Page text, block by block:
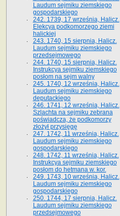
Laudum sejmiku ziemskiego
gospodarskiego
242. 1739, 17 września, Halicz.
Elekcya podkomorzego ziemi
halickiej
243. 1740, 15 sierpnia, Halicz.
Laudum sejmiku ziemskiego
przedsejmowego
244. 1740, 15 sierpnia, Halicz.
Instrukcya sejmiku ziemskiego
posłom na sejm walny
245. 1740, 12 września, Halicz.
Laudum sejmiku ziemskiego
deputackiego
246. 1741, 12 września, Halicz.
Szlachta na sejmiku zebrana
poświadcza, że podkomorzy
złożył przysięgę
247. 1742, 11 września, Halicz.
Laudum sejmiku ziemskiego
gospodarskiego
248. 1742, 11 września, Halicz.
Instrukcya sejmiku ziemskiego
posłom do hetmana w. kor.
249. 1743, 10 września, Halicz.
Laudum sejmiku ziemskiego
gospodarskiego
250. 1744, 17 sierpnia, Halicz.
Laudum sejmiku ziemskiego
przedsejmowego